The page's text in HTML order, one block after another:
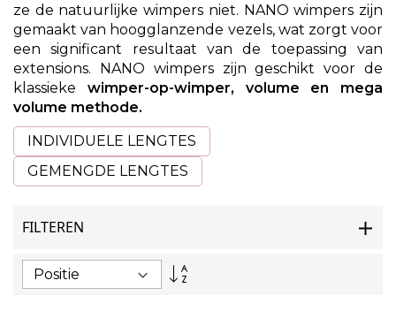
ze de natuurlijke wimpers niet. NANO wimpers zijn
gemaakt van hoogglanzende vezels, wat zorgt voor
een significant resultaat van de toepassing van
extensions. NANO wimpers zijn geschikt voor de
klassieke wimper-op-wimper, volume en mega
volume methode.
INDIVIDUELE LENGTES
GEMENGDE LENGTES
FILTEREN
Van